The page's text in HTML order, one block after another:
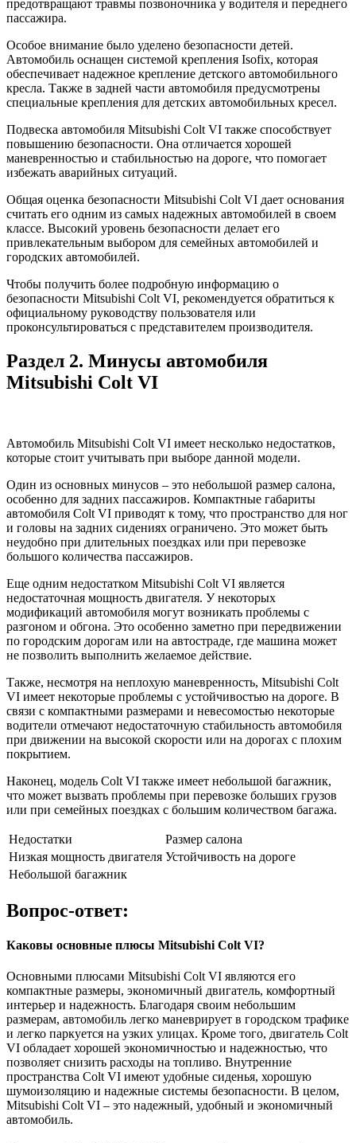
предотвращают травмы позвоночника у водителя и переднего
пассажира.
Особое внимание было уделено безопасности детей.
Автомобиль оснащен системой крепления Isofix, которая
обеспечивает надежное крепление детского автомобильного
кресла. Также в задней части автомобиля предусмотрены
специальные крепления для детских автомобильных кресел.
Подвеска автомобиля Mitsubishi Colt VI также способствует
повышению безопасности. Она отличается хорошей
маневренностью и стабильностью на дороге, что помогает
избежать аварийных ситуаций.
Общая оценка безопасности Mitsubishi Colt VI дает основания
считать его одним из самых надежных автомобилей в своем
классе. Высокий уровень безопасности делает его
привлекательным выбором для семейных автомобилей и
городских автомобилей.
Чтобы получить более подробную информацию о
безопасности Mitsubishi Colt VI, рекомендуется обратиться к
официальному руководству пользователя или
проконсультироваться с представителем производителя.
Раздел 2. Минусы автомобиля
Mitsubishi Colt VI
Автомобиль Mitsubishi Colt VI имеет несколько недостатков,
которые стоит учитывать при выборе данной модели.
Один из основных минусов – это небольшой размер салона,
особенно для задних пассажиров. Компактные габариты
автомобиля Colt VI приводят к тому, что пространство для ног
и головы на задних сидениях ограничено. Это может быть
неудобно при длительных поездках или при перевозке
большого количества пассажиров.
Еще одним недостатком Mitsubishi Colt VI является
недостаточная мощность двигателя. У некоторых
модификаций автомобиля могут возникать проблемы с
разгоном и обгона. Это особенно заметно при передвижении
по городским дорогам или на автостраде, где машина может
не позволить выполнить желаемое действие.
Также, несмотря на неплохую маневренность, Mitsubishi Colt
VI имеет некоторые проблемы с устойчивостью на дороге. В
связи с компактными размерами и невесомостью некоторые
водители отмечают недостаточную стабильность автомобиля
при движении на высокой скорости или на дорогах с плохим
покрытием.
Наконец, модель Colt VI также имеет небольшой багажник,
что может вызвать проблемы при перевозке больших грузов
или при семейных поездках с большим количеством багажа.
Недостатки
Размер салона
Низкая мощность двигателя Устойчивость на дороге
Небольшой багажник
Вопрос-ответ:
Каковы основные плюсы Mitsubishi Colt VI?
Основными плюсами Mitsubishi Colt VI являются его
компактные размеры, экономичный двигатель, комфортный
интерьер и надежность. Благодаря своим небольшим
размерам, автомобиль легко маневрирует в городском трафике
и легко паркуется на узких улицах. Кроме того, двигатель Colt
VI обладает хорошей экономичностью и надежностью, что
позволяет снизить расходы на топливо. Внутренние
пространства Colt VI имеют удобные сиденья, хорошую
шумоизоляцию и надежные системы безопасности. В целом,
Mitsubishi Colt VI – это надежный, удобный и экономичный
автомобиль.